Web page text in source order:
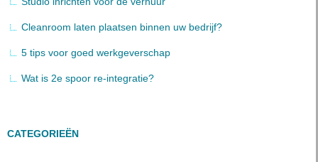
Cleanroom laten plaatsen binnen uw bedrijf?
5 tips voor goed werkgeverschap
Wat is 2e spoor re-integratie?
CATEGORIEËN